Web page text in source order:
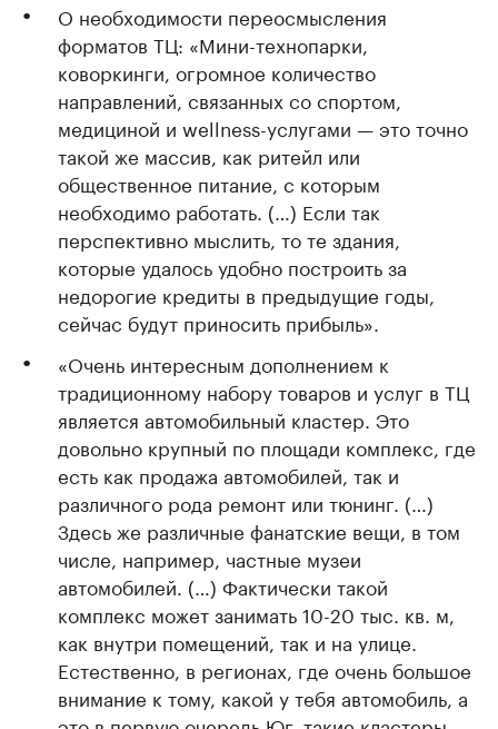
О необходимости переосмысления
форматов ТЦ: «Мини-технопарки,
коворкинги, огромное количество
направлений, связанных со спортом,
медициной и wellness-услугами — это точно
такой же массив, как ритейл или
общественное питание, с которым
необходимо работать. (…) Если так
перспективно мыслить, то те здания,
которые удалось удобно построить за
недорогие кредиты в предыдущие годы,
сейчас будут приносить прибыль».
«Очень интересным дополнением к
традиционному набору товаров и услуг в ТЦ
является автомобильный кластер. Это
довольно крупный по площади комплекс, где
есть как продажа автомобилей, так и
различного рода ремонт или тюнинг. (…)
Здесь же различные фанатские вещи, в том
числе, например, частные музеи
автомобилей. (…) Фактически такой
комплекс может занимать 10-20 тыс. кв. м,
как внутри помещений, так и на улице.
Естественно, в регионах, где очень большое
внимание к тому, какой у тебя автомобиль, а